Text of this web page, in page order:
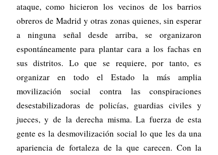
ataque, como hicieron los vecinos de los barrios
obreros de Madrid y otras zonas quienes, sin esperar
a ninguna señal desde arriba, se organizaron
espontáneamente para plantar cara a los fachas en
sus distritos. Lo que se requiere, por tanto, es
organizar en todo el Estado la más amplia
movilización social contra las conspiraciones
desestabilizadoras de policías, guardias civiles y
jueces, y de la derecha misma. La fuerza de esta
gente es la desmovilización social lo que les da una
apariencia de fortaleza de la que carecen. Con la